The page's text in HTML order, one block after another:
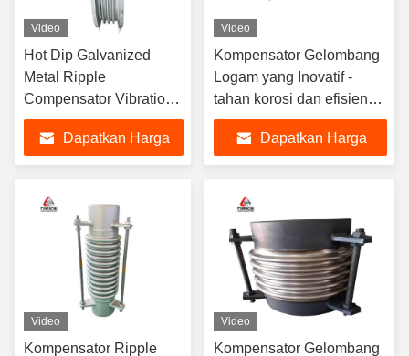
Video
Hot Dip Galvanized
Metal Ripple
Compensator Vibration
Damper Made Of
Carbon Steel Flange
(Dipamper getaran yang
karbon)
Dapatkan Harga
Video
Kompensator Gelombang
Logam yang Inovatif -
tahan korosi dan efisien
untuk semua kebutuhan
Anda
Dapatkan Harga
Video
Kompensator Ripple
Video
Kompensator Gelombang